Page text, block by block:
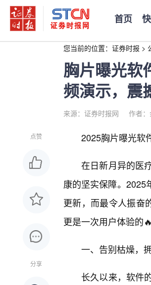
首页
您当前的位置： 证券时报 >
胸片曝光
频演示，震
来源：证券时报网 作者
点赞
分享
2025胸片曝光软
在日新月异的医
康的坚实保障。2025
更新，而最令人振奋
更是一次用户体验的
一、告别枯燥，
长久以来，软件